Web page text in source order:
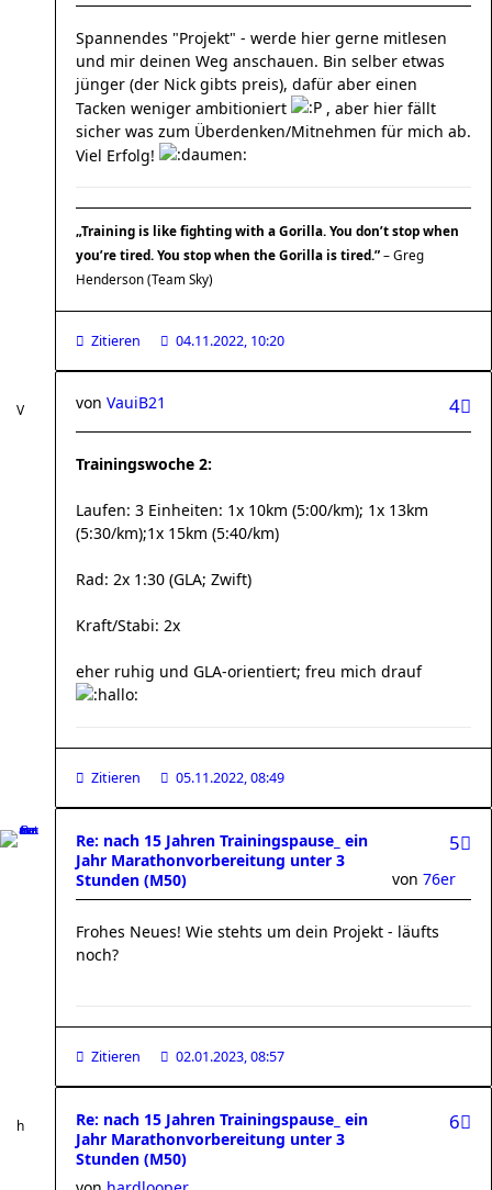
Spannendes "Projekt" - werde hier gerne mitlesen
und mir deinen Weg anschauen. Bin selber etwas
jünger (der Nick gibts preis), dafür aber einen
Tacken weniger ambitioniert
, aber hier fällt
sicher was zum Überdenken/Mitnehmen für mich ab.
Viel Erfolg!
„Training is like fighting with a Gorilla. You don’t stop when
you’re tired. You stop when the Gorilla is tired.”– Greg
Henderson (Team Sky)
Zitieren 04.11.2022, 10:20
4
von VauiB21
Trainingswoche 2:
Laufen: 3 Einheiten: 1x 10km (5:00/km); 1x 13km
(5:30/km);1x 15km (5:40/km)
Rad: 2x 1:30 (GLA; Zwift)
Kraft/Stabi: 2x
eher ruhig und GLA-orientiert; freu mich drauf
Zitieren 05.11.2022, 08:49
Re: nach 15 Jahren Trainingspause_ ein
Jahr Marathonvorbereitung unter 3
Stunden (M50)
5
von 76er
Frohes Neues! Wie stehts um dein Projekt - läufts
noch?
Zitieren 02.01.2023, 08:57
Re: nach 15 Jahren Trainingspause_ ein
Jahr Marathonvorbereitung unter 3
Stunden (M50)
6